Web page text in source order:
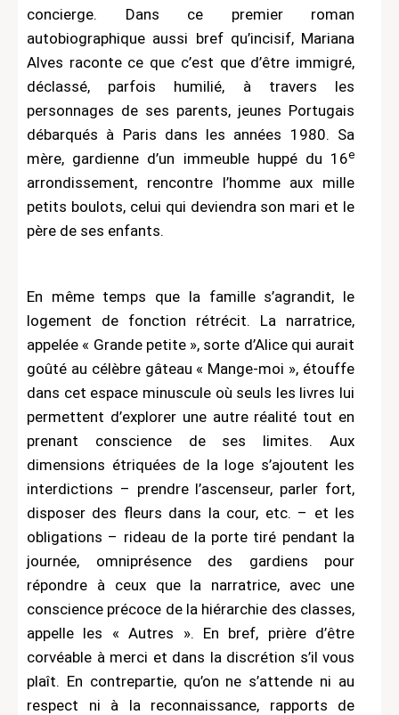
concierge. Dans ce premier roman
autobiographique aussi bref qu’incisif, Mariana
Alves raconte ce que c’est que d’être immigré,
déclassé, parfois humilié, à travers les
personnages de ses parents, jeunes Portugais
débarqués à Paris dans les années 1980. Sa
mère, gardienne d’un immeuble huppé du 16e
arrondissement, rencontre l’homme aux mille
petits boulots, celui qui deviendra son mari et le
père de ses enfants.
En même temps que la famille s’agrandit, le
logement de fonction rétrécit. La narratrice,
appelée « Grande petite », sorte d’Alice qui aurait
goûté au célèbre gâteau « Mange-moi », étouffe
dans cet espace minuscule où seuls les livres lui
permettent d’explorer une autre réalité tout en
prenant conscience de ses limites. Aux
dimensions étriquées de la loge s’ajoutent les
interdictions – prendre l’ascenseur, parler fort,
disposer des fleurs dans la cour, etc. – et les
obligations – rideau de la porte tiré pendant la
journée, omniprésence des gardiens pour
répondre à ceux que la narratrice, avec une
conscience précoce de la hiérarchie des classes,
appelle les « Autres ». En bref, prière d’être
corvéable à merci et dans la discrétion s’il vous
plaît. En contrepartie, qu’on ne s’attende ni au
respect ni à la reconnaissance, rapports de